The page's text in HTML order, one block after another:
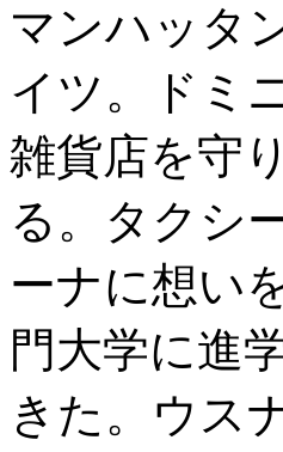
マンハッタ
イツ。ドミ
雑貨店を守
る。タクシ
ーナに想い
門大学に進
きた。ウス